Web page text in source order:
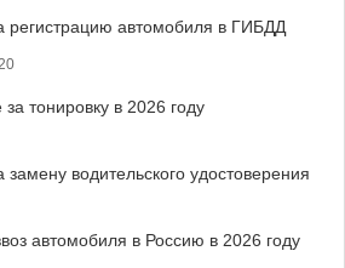
регистрацию автомобиля в ГИБДД
тонировку в 2026 году
водительского удостоверения
автомобиля в Россию в 2026 году